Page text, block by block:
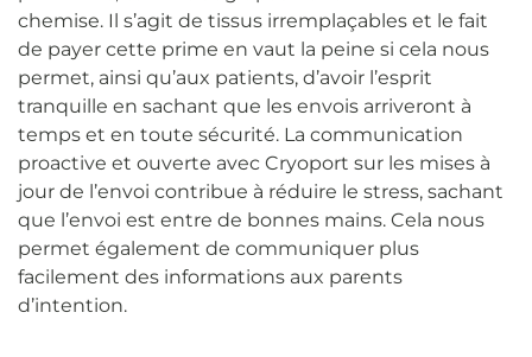
chemise. Il s’agit de tissus irremplaçables et le fait
de payer cette prime en vaut la peine si cela nous
permet, ainsi qu’aux patients, d’avoir l’esprit
tranquille en sachant que les envois arriveront à
temps et en toute sécurité. La communication
proactive et ouverte avec Cryoport sur les mises à
jour de l’envoi contribue à réduire le stress, sachant
que l’envoi est entre de bonnes mains. Cela nous
permet également de communiquer plus
facilement des informations aux parents
d’intention.